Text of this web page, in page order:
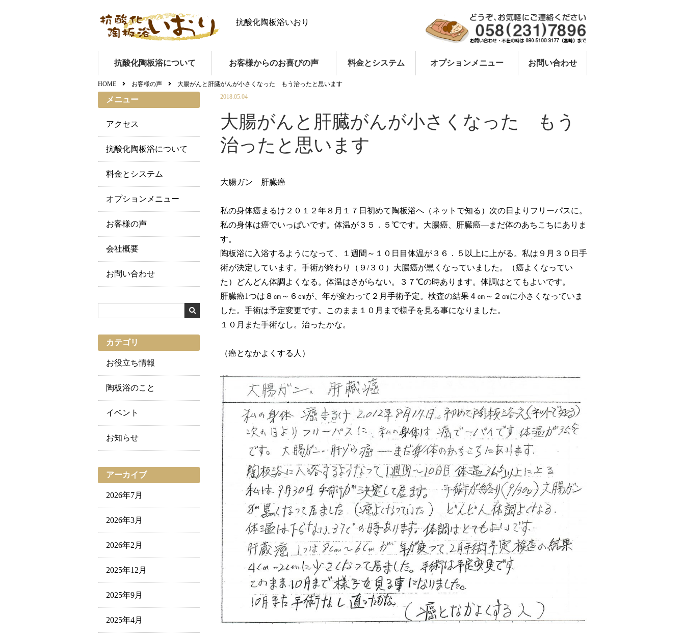
抗酸化陶板浴いおり
抗酸化陶板浴について お客様からのお喜びの声 料金とシステム オプションメニュー お問い合わせ
HOME お客様の声
大腸がんと肝臓がんが小さくなった もう治ったと思います
2018.05.04
大腸がんと肝臓がんが小さくなった もう
治ったと思います
大腸ガン 肝臓癌
私の身体癌まるけ２０１２年８月１７日初めて陶板浴へ（ネットで知る）次の日よりフリーパスに。
私の身体は癌でいっぱいです。体温が３５．５℃です。大腸癌、肝臓癌―まだ体のあちこちにありま
す。
陶板浴に入浴するようになって、１週間～１０日目体温が３６．５以上に上がる。私は９月３０日手
術が決定しています。手術が終わり（９/３０）大腸癌が黒くなっていました。（癌よくなってい
た）どんどん体調よくなる。体温はさがらない。３７℃の時あります。体調はとてもよいです。
肝臓癌1つは８㎝～６㎝が、年が変わって２月手術予定。検査の結果４㎝～２㎝に小さくなっていま
した。手術は予定変更です。このまま１０月まで様子を見る事になりました。
１０月また手術なし。治ったかな。
（癌となかよくする人）
メニュー
アクセス
抗酸化陶板浴について
料金とシステム
オプションメニュー
お客様の声
会社概要
お問い合わせ
カテゴリ
お役立ち情報
陶板浴のこと
イベント
お知らせ
アーカイブ
2026年7月
2026年3月
2026年2月
2025年12月
2025年9月
2025年4月